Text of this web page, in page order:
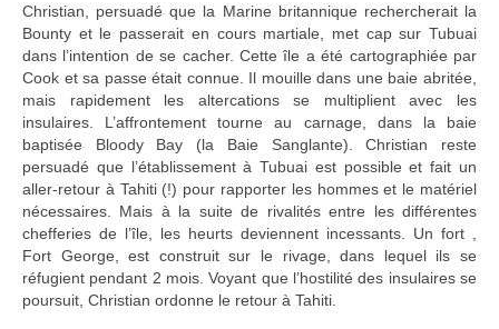
Christian, persuadé que la Marine britannique rechercherait la
Bounty et le passerait en cours martiale, met cap sur Tubuai
dans l’intention de se cacher. Cette île a été cartographiée par
Cook et sa passe était connue. Il mouille dans une baie abritée,
mais rapidement les altercations se multiplient avec les
insulaires. L’affrontement tourne au carnage, dans la baie
baptisée Bloody Bay (la Baie Sanglante). Christian reste
persuadé que l’établissement à Tubuai est possible et fait un
aller-retour à Tahiti (!) pour rapporter les hommes et le matériel
nécessaires. Mais à la suite de rivalités entre les différentes
chefferies de l’île, les heurts deviennent incessants. Un fort ,
Fort George, est construit sur le rivage, dans lequel ils se
réfugient pendant 2 mois. Voyant que l’hostilité des insulaires se
poursuit, Christian ordonne le retour à Tahiti.